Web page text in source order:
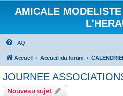
AMICALE
FAQ
Accueil Accueil du forum
JOURNEE
Nouveau sujet